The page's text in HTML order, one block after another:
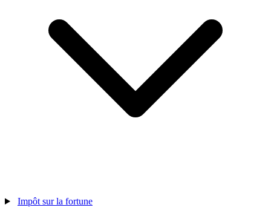
Impôt sur la fortune